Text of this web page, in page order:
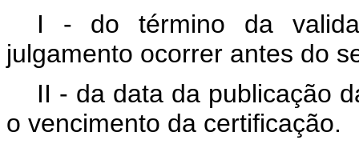
I - do término da
julgamento ocorrer antes do
II - da data da publicação
o vencimento da certificação.